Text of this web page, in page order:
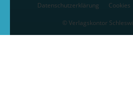
Datenschutzerklärung
Cookies
© Verlagskontor